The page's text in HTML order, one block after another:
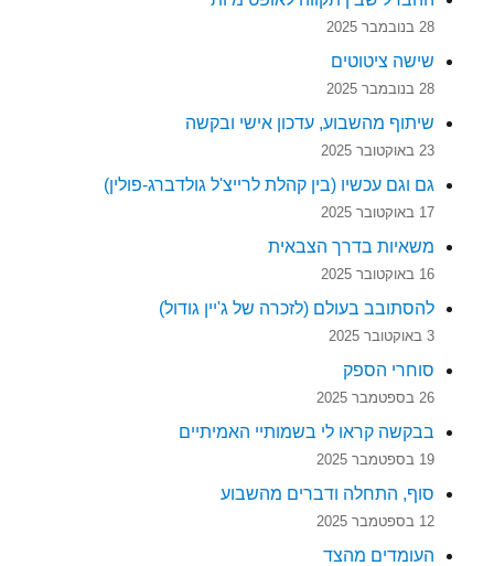
28 בנובמבר 2025
שישה ציטוטים
28 בנובמבר 2025
שיתוף מהשבוע, עדכון אישי ובקשה
23 באוקטובר 2025
גם וגם עכשיו (בין קהלת לרייצ'ל גולדברג-פולין)
17 באוקטובר 2025
משאיות בדרך הצבאית
16 באוקטובר 2025
להסתובב בעולם (לזכרה של ג'יין גודול)
3 באוקטובר 2025
סוחרי הספק
26 בספטמבר 2025
בבקשה קראו לי בשמותיי האמיתיים
19 בספטמבר 2025
סוף, התחלה ודברים מהשבוע
12 בספטמבר 2025
העומדים מהצד